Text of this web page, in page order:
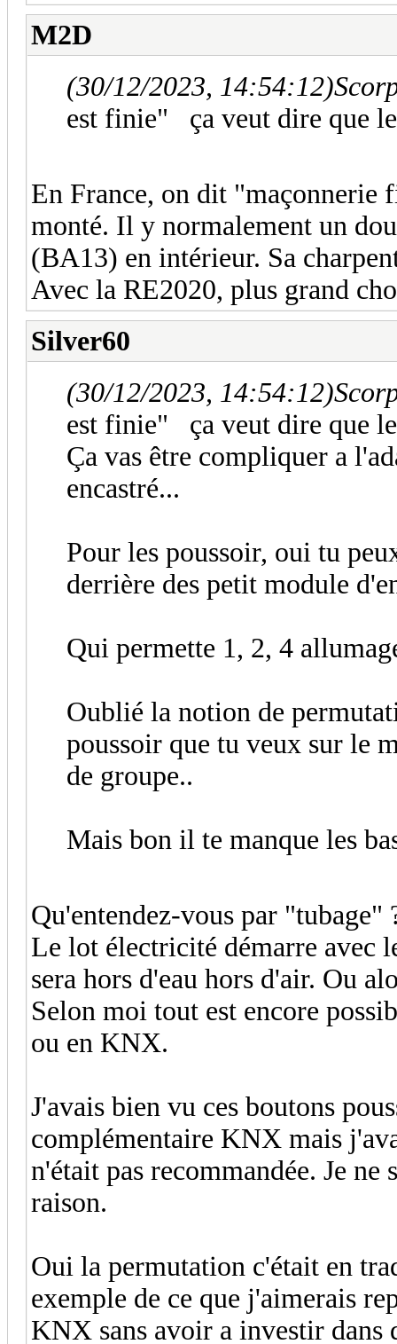
M2D
(30/12/2023, 14:54:12)
est finie" ça veut dire que
En France, on dit "maçonnerie
monté. Il y normalement un
(BA13) en intérieur. Sa
Avec la RE2020, plus grand
Silver60
(30/12/2023, 14:54:12)
est finie" ça veut dire que
Ça vas être compliquer a
encastré...
Pour les poussoir, oui tu
derrière des petit module
Qui permette 1, 2, 4
Oublié la notion de
poussoir que tu veux sur le
de groupe..
Mais bon il te manque les
Qu'entendez-vous par "tubage"
Le lot électricité démarre avec
sera hors d'eau hors d'air. Ou
Selon moi tout est encore
ou en KNX.
J'avais bien vu ces boutons
complémentaire KNX mais
n'était pas recommandée. Je
raison.
Oui la permutation c'était en
exemple de ce que j'aimerais
KNX sans avoir a investir dans